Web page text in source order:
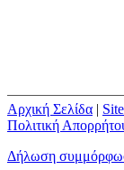
Αρχική Σελίδα |
Πολιτική
Δήλωση